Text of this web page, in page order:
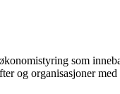
som
og organisasjoner